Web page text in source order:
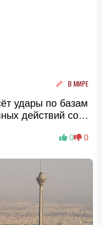
В МИРЕ
удары по базам
действий со
0 0